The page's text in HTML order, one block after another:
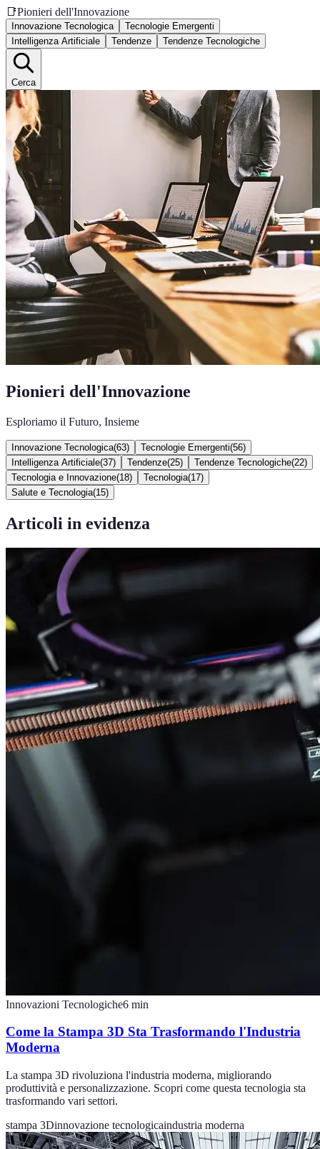
📑Pionieri dell'Innovazione
Innovazione Tecnologica
Tecnologie Emergenti
Intelligenza Artificiale
Tendenze Tendenze Tecnologiche
Cerca
Pionieri dell'Innovazione
Esploriamo il Futuro, Insieme
Innovazione Tecnologica(63) Tecnologie Emergenti(56)
Intelligenza Artificiale(37) Tendenze(25) Tendenze Tecnologiche(22)
Tecnologia e Innovazione(18) Tecnologia(17)
Salute e Tecnologia(15)
Articoli in evidenza
Innovazioni Tecnologiche6 min
Come la Stampa 3D Sta Trasformando l'Industria
Moderna
La stampa 3D rivoluziona l'industria moderna, migliorando
produttività e personalizzazione. Scopri come questa tecnologia sta
trasformando vari settori.
stampa 3Dinnovazione tecnologicaindustria moderna